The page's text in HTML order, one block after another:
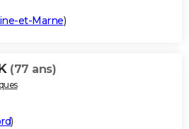
et-Marne)
(77 ans)
)